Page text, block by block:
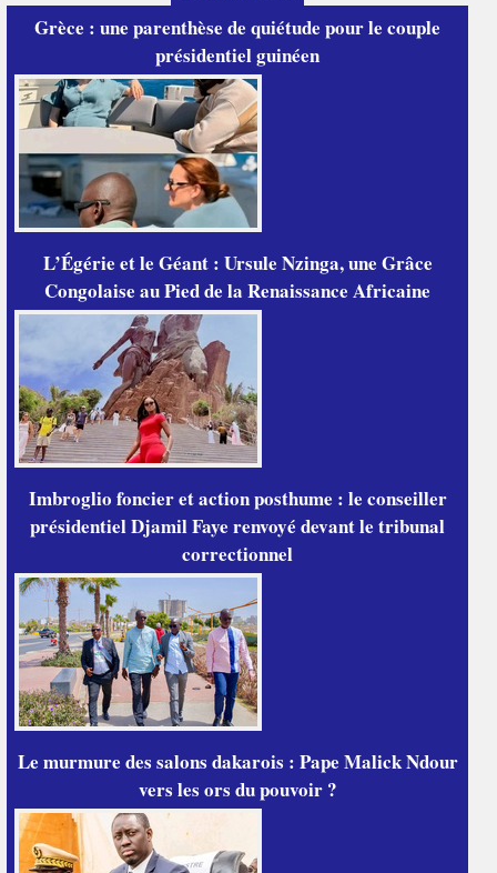
Grèce : une parenthèse de quiétude pour le couple
présidentiel guinéen
L’Égérie et le Géant : Ursule Nzinga, une Grâce
Congolaise au Pied de la Renaissance Africaine
Imbroglio foncier et action posthume : le conseiller
présidentiel Djamil Faye renvoyé devant le tribunal
correctionnel
Le murmure des salons dakarois : Pape Malick Ndour
vers les ors du pouvoir ?